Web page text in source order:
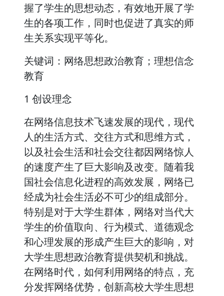
握了学生的思想动态，有效地开展了学
生的各项工作，同时也促进了真实的师
生关系实现平等化。
关键词：网络思想政治教育；理想信念
教育
1 创设理念
在网络信息技术飞速发展的现代，现代
人的生活方式、交往方式和思维方式，
以及社会生活和社会交往都因网络惊人
的速度产生了巨大影响及改变。随着我
国社会信息化进程的高效发展，网络已
经成为社会生活必不可少的组成部分。
特别是对于大学生群体，网络对当代大
学生的价值取向、行为模式、道德观念
和心理发展的形成产生巨大的影响，对
大学生思想政治教育提供契机和挑战。
在网络时代，如何利用网络的特点，充
分发挥网络优势，创新高校大学生思想